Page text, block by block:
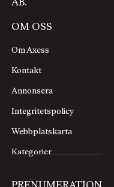
AB.
OM OSS
Om Axess
Kontakt
Annonsera
Integritetspolicy
Webbplatskarta
Kategorier